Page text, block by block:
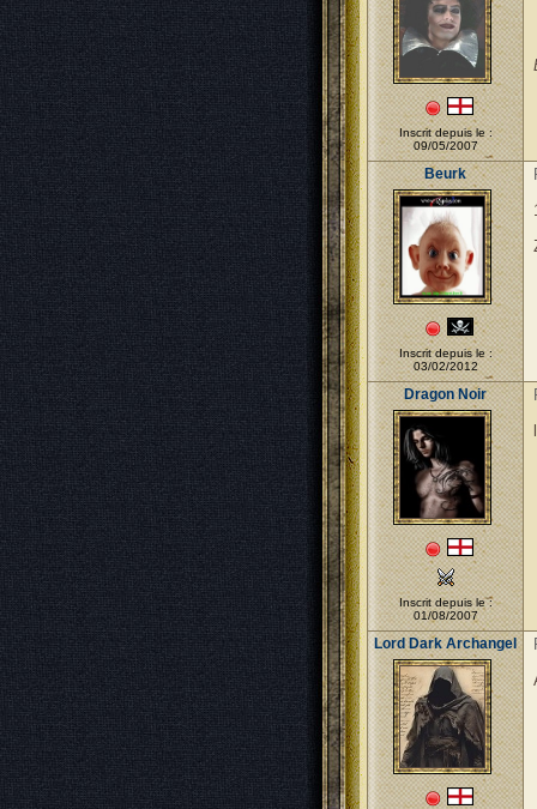
Inscrit depuis le :
09/05/2007
Beurk
Inscrit depuis le :
03/02/2012
Dragon Noir
Inscrit depuis le :
01/08/2007
Lord Dark Archangel